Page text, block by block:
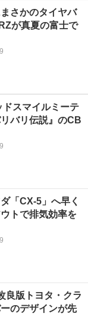
さかのタイヤバ
が真夏の富士で
スマイルミーテ
バリ伝説』のCB
「CX-5」へ早く
トで排気効率を
良版トヨタ・クラ
のデザインが先